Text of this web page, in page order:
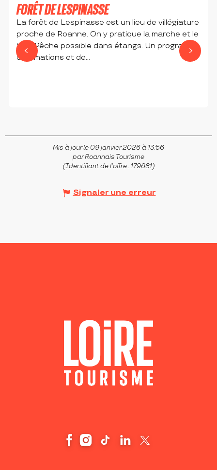
FORÊT DE LESPINASSE
La forêt de Lespinasse est un lieu de villégiature
proche de Roanne. On y pratique la marche et le
VTT. Pêche possible dans étangs. Un programme
d'animations et de...
Mis à jour le 09 janvier 2026 à 13:56
par Roannais Tourisme
(Identifiant de l'offre : 179681)
Signaler une erreur